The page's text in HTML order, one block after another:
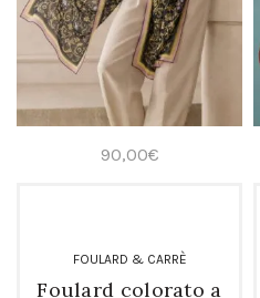
90,00€
FOULARD & CARRÈ
Foulard colorato a